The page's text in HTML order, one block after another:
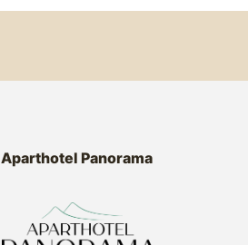
Aparthotel Panorama